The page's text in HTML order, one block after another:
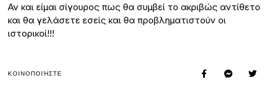
Αν και είμαι σίγουρος πως θα συμβεί το ακριβώς αντίθετο
και θα γελάσετε εσείς και θα προβληματιστούν οι
ιστορικοί!!!
ΚΟΙΝΟΠΟΙΉΣΤΕ